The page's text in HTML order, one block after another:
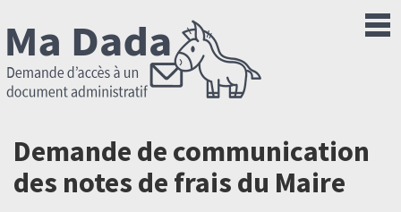
Demande de communication
des notes de frais du Maire